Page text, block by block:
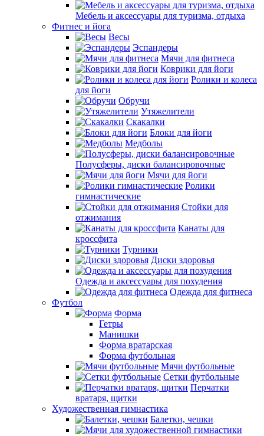
Мебель и аксессуары для туризма, отдыха
Фитнес и йога
Весы
Эспандеры
Мячи для фитнеса
Коврики для йоги
Ролики и колеса
для йоги
Обручи
Утяжелители
Скакалки
Блоки для йоги
Медболы
Полусферы, диски балансировочные
Мячи для йоги
Ролики
гимнастические
Стойки для
отжимания
Канаты для
кроссфита
Турники
Диски здоровья
Одежда и аксессуары для похудения
Одежда для фитнеса
Футбол
Форма
Гетры
Манишки
Форма вратарская
Форма футбольная
Мячи футбольные
Сетки футбольные
Перчатки
вратаря, щитки
Художественная гимнастика
Балетки, чешки